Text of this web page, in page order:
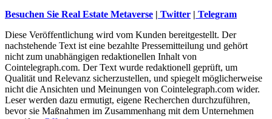
Besuchen Sie Real Estate Metaverse | Twitter | Telegram
Diese Veröffentlichung wird vom Kunden bereitgestellt. Der
nachstehende Text ist eine bezahlte Pressemitteilung und gehört
nicht zum unabhängigen redaktionellen Inhalt von
Cointelegraph.com. Der Text wurde redaktionell geprüft, um
Qualität und Relevanz sicherzustellen, und spiegelt möglicherweise
nicht die Ansichten und Meinungen von Cointelegraph.com wider.
Leser werden dazu ermutigt, eigene Recherchen durchzuführen,
bevor sie Maßnahmen im Zusammenhang mit dem Unternehmen